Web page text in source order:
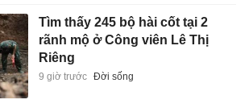
Tìm thấy 245 bộ hài cốt tại 2
rãnh mộ ở Công viên Lê Thị
Riêng
9 giờ trước Đời sống